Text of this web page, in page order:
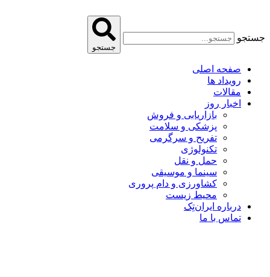
جستجو
جستجو
صفحه اصلی
رویداد ها
مقالات
اخبار روز
بازاریابی و فروش
پزشکی و سلامت
تفریح و سرگرمی
تکنولوژی
حمل و نقل
سینما و موسیقی
کشاورزی و دام پروری
محیط زیست
درباره ایران‌تِک
تماس با ما